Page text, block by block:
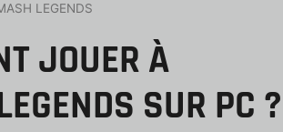
LEGENDS
JOUER À
SUR PC ?